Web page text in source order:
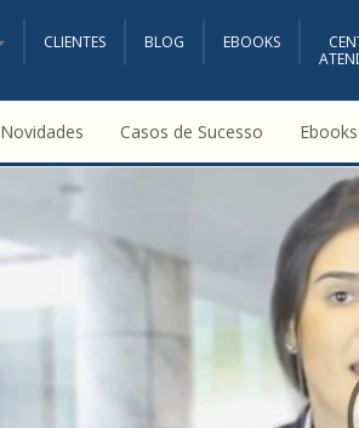
CLIENTES BLOG EBOOKS
Novidades Casos de Sucesso Ebooks